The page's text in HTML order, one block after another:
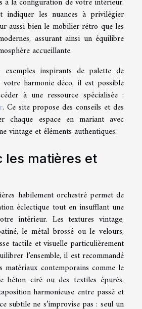
indiquer les nuances à privilégier
aussi bien le mobilier rétro que les
assurant ainsi un équilibre
accueillante.
inspirants de palette de
harmonie déco, il est possible
à une ressource spécialisée :
. Ce site propose des conseils et des
chaque espace en mariant avec
vintage et éléments authentiques.
les matières et
habilement orchestré permet de
éclectique tout en insufflant une
intérieur. Les textures vintage,
le métal brossé ou le velours,
tactile et visuelle particulièrement
l’ensemble, il est recommandé
matériaux contemporains comme le
béton ciré ou des textiles épurés,
harmonieuse entre passé et
subtile ne s’improvise pas : seul un